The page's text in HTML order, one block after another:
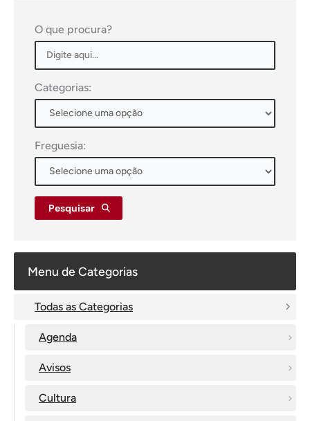
O que procura?
Categorias:
Freguesia:
Pesquisar
Menu de Categorias
Todas as Categorias
Agenda
Avisos
Cultura